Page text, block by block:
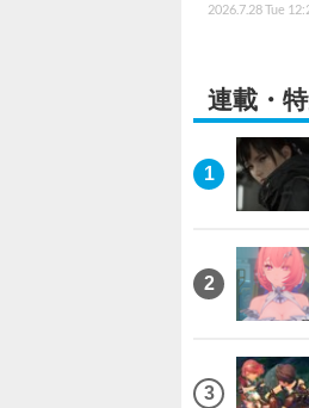
2026.7.28 Tue
連載・